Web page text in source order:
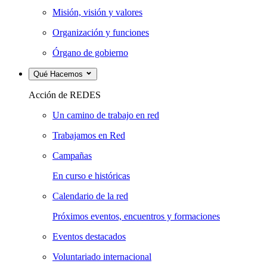
Misión, visión y valores
Organización y funciones
Órgano de gobierno
Qué Hacemos
Acción de REDES
Un camino de trabajo en red
Trabajamos en Red
Campañas
En curso e históricas
Calendario de la red
Próximos eventos, encuentros y formaciones
Eventos destacados
Voluntariado internacional